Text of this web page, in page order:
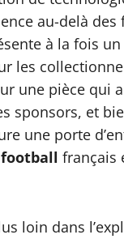
au-delà
à la fois
les
une pièce qui
sponsors, et
une porte
football français
loin dans